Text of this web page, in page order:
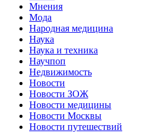
Мнения
Мода
Народная медицина
Наука
Наука и техника
Научпоп
Недвижимость
Новости
Новости ЗОЖ
Новости медицины
Новости Москвы
Новости путешествий